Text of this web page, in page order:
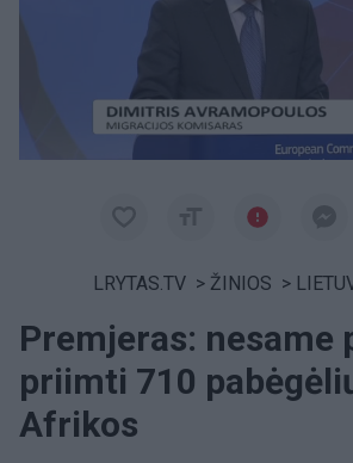
LRYTAS.TV > ŽINIOS >
Premjeras: nesame
priimti 710
Afrikos